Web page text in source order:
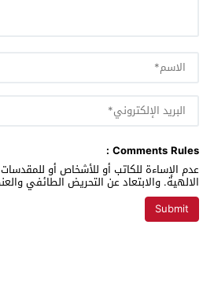
Comments Rules :
عدم الإساءة للكاتب أو للأشخاص أو
الالهية. والابتعاد عن التحريض الطائفي